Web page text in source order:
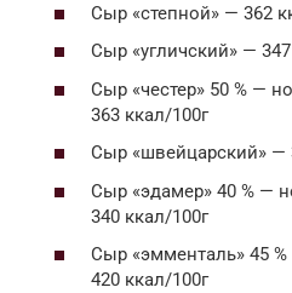
Сыр «степной» — 362
Сыр «угличский» —
Сыр «честер» 50 % —
363 ккал/100г
Сыр «швейцарский» —
Сыр «эдамер» 40 % —
340 ккал/100г
Сыр «эмменталь» 45
420 ккал/100г